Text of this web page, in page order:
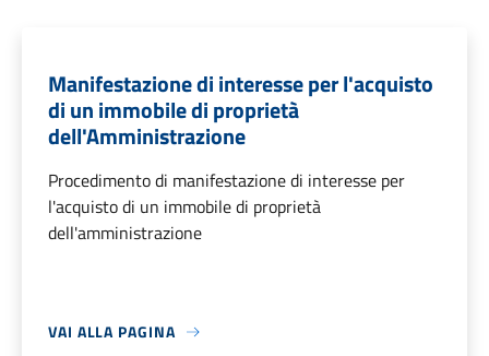
Manifestazione di interesse per l'acquisto
di un immobile di proprietà
dell'Amministrazione
Procedimento di manifestazione di interesse per
l'acquisto di un immobile di proprietà
dell'amministrazione
VAI ALLA PAGINA